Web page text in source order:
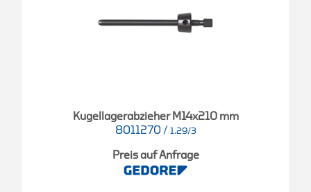
Kugellagerabzieher M14x210 mm
8011270 / 1.29/3
Preis auf Anfrage